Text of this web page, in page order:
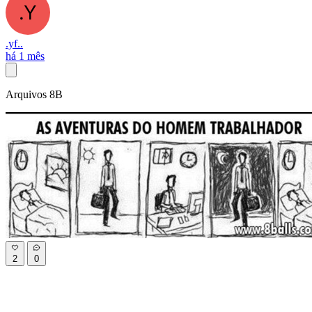
.yf..
há 1 mês
Arquivos 8B
2 0